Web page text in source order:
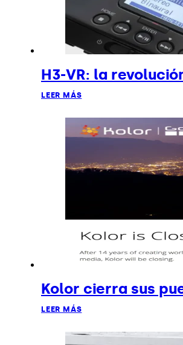
H3-VR: la
LEER MÁS
Kolor cierra sus
LEER MÁS